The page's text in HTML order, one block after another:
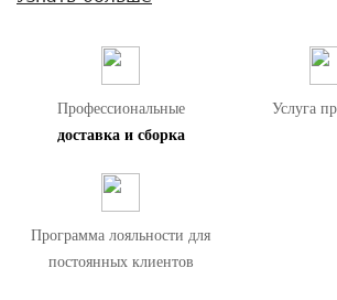
Профессиональные
доставка и сборка
Услуга
Программа лояльности для
постоянных клиентов